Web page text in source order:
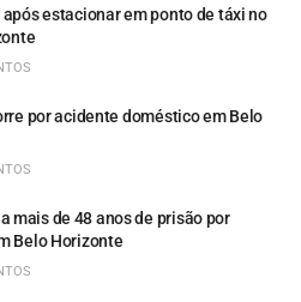
estacionar em ponto de táxi no
por acidente doméstico em Belo
mais de 48 anos de prisão por
Belo Horizonte